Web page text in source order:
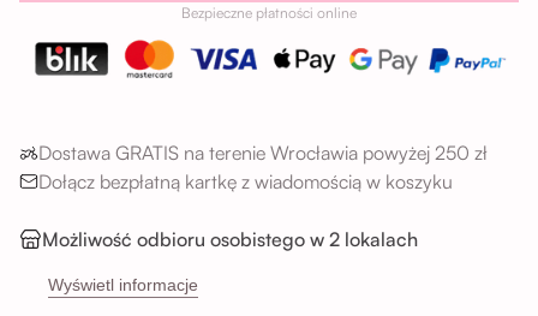
Bezpieczne płatności online
Dostawa GRATIS na terenie Wrocławia powyżej 250 zł
Dołącz bezpłatną kartkę z wiadomością w koszyku
Możliwość odbioru osobistego w 2 lokalach
Sikorskiego 5H, 53-659 Wrocław
Wyświetl informacje